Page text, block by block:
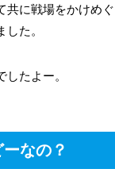
共に戦場をかけめ
た。
たよー。
なの？